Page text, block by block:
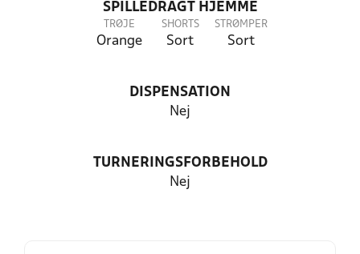
SPILLEDRAGT HJEMME
TRØJE
Orange
SHORTS
Sort
STRØMPER
Sort
DISPENSATION
Nej
TURNERINGSFORBEHOLD
Nej